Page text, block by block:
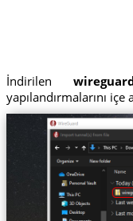
İndirilen
yapılandırmalarını